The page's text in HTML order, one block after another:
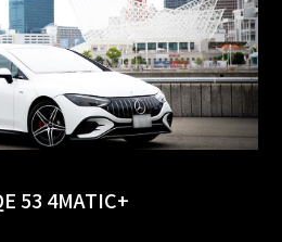
53 4MATIC+